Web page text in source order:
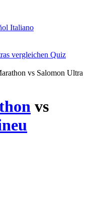
Italiano
vergleichen Quiz
vs Salomon Ultra
vs